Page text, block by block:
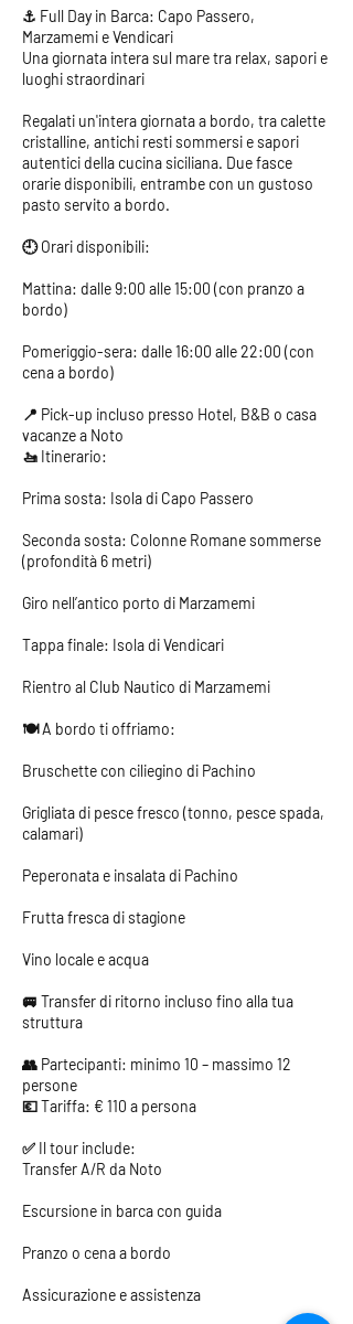
⚓ Full Day in Barca: Capo Passero,
Marzamemi e Vendicari
Una giornata intera sul mare tra relax, sapori e
luoghi straordinari
Regalati un'intera giornata a bordo, tra calette
cristalline, antichi resti sommersi e sapori
autentici della cucina siciliana. Due fasce
orarie disponibili, entrambe con un gustoso
pasto servito a bordo.
🕘 Orari disponibili:
Mattina: dalle 9:00 alle 15:00 (con pranzo a
bordo)
Pomeriggio-sera: dalle 16:00 alle 22:00 (con
cena a bordo)
📍 Pick-up incluso presso Hotel, B&B o casa
vacanze a Noto
🚤 Itinerario:
Prima sosta: Isola di Capo Passero
Seconda sosta: Colonne Romane sommerse
(profondità 6 metri)
Giro nell’antico porto di Marzamemi
Tappa finale: Isola di Vendicari
Rientro al Club Nautico di Marzamemi
🍽️ A bordo ti offriamo:
Bruschette con ciliegino di Pachino
Grigliata di pesce fresco (tonno, pesce spada,
calamari)
Peperonata e insalata di Pachino
Frutta fresca di stagione
Vino locale e acqua
🚐 Transfer di ritorno incluso fino alla tua
struttura
👥 Partecipanti: minimo 10 – massimo 12
persone
💶 Tariffa: € 110 a persona
✅ Il tour include:
Transfer A/R da Noto
Escursione in barca con guida
Pranzo o cena a bordo
Assicurazione e assistenza